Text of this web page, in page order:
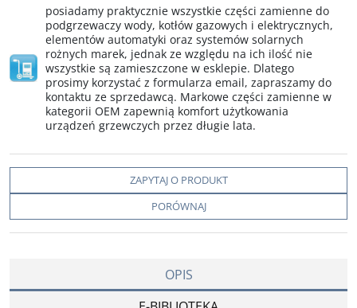
posiadamy praktycznie wszystkie części zamienne do
podgrzewaczy wody, kotłów gazowych i elektrycznych,
elementów automatyki oraz systemów solarnych
rożnych marek, jednak ze względu na ich ilość nie
wszystkie są zamieszczone w esklepie. Dlatego
prosimy korzystać z formularza email, zapraszamy do
kontaktu ze sprzedawcą. Markowe części zamienne w
kategorii OEM zapewnią komfort użytkowania
urządzeń grzewczych przez długie lata.
ZAPYTAJ O PRODUKT
PORÓWNAJ
OPIS